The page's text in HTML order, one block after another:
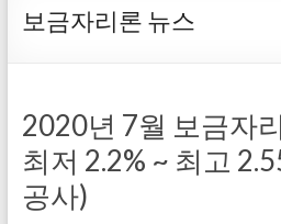
보금자리론 뉴스
2020년 7월 보금자
최저 2.2% ~ 최고
공사)